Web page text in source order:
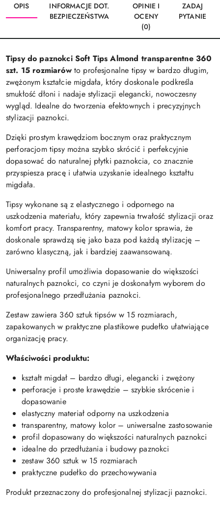
OPIS
INFORMACJE DOT.
BEZPIECZEŃSTWA
OPINIE I
OCENY
(0)
ZADAJ
PYTANIE
Tipsy do paznokci Soft Tips Almond transparentne 360
szt. 15 rozmiarówto profesjonalne tipsy w bardzo długim,
zwężonym kształcie migdała, który doskonale podkreśla
smukłość dłoni i nadaje stylizacji elegancki, nowoczesny
wygląd. Idealne do tworzenia efektownych i precyzyjnych
stylizacji paznokci.
Dzięki prostym krawędziom bocznym oraz praktycznym
perforacjom tipsy można szybko skrócić i perfekcyjnie
dopasować do naturalnej płytki paznokcia, co znacznie
przyspiesza pracę i ułatwia uzyskanie idealnego kształtu
migdała.
Tipsy wykonane są z elastycznego i odpornego na
uszkodzenia materiału, który zapewnia trwałość stylizacji oraz
komfort pracy. Transparentny, matowy kolor sprawia, że
doskonale sprawdzą się jako baza pod każdą stylizację –
zarówno klasyczną, jak i bardziej zaawansowaną.
Uniwersalny profil umożliwia dopasowanie do większości
naturalnych paznokci, co czyni je doskonałym wyborem do
profesjonalnego przedłużania paznokci.
Zestaw zawiera 360 sztuk tipsów w 15 rozmiarach,
zapakowanych w praktyczne plastikowe pudełko ułatwiające
organizację pracy.
Właściwości produktu:
kształt migdał – bardzo długi, elegancki i zwężony
perforacje i proste krawędzie – szybkie skrócenie i
dopasowanie
elastyczny materiał odporny na uszkodzenia
transparentny, matowy kolor – uniwersalne zastosowanie
profil dopasowany do większości naturalnych paznokci
idealne do przedłużania i budowy paznokci
zestaw 360 sztuk w 15 rozmiarach
praktyczne pudełko do przechowywania
Produkt przeznaczony do profesjonalnej stylizacji paznokci.